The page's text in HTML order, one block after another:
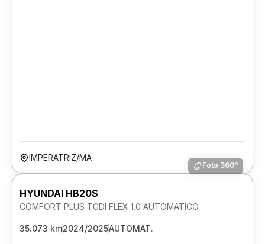
IMPERATRIZ/MA
Foto 360º
HYUNDAI HB20S
COMFORT PLUS TGDI FLEX 1.0 AUTOMATICO
35.073 km2024/2025AUTOMAT.